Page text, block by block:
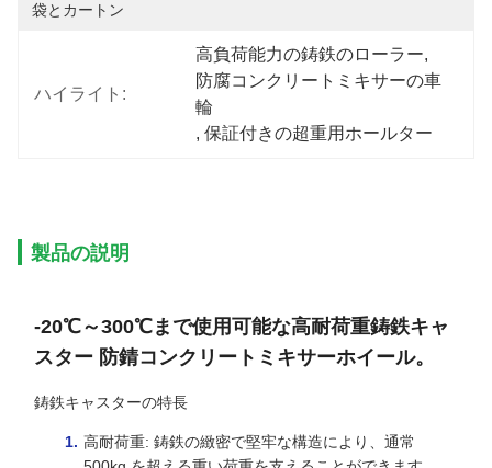
袋とカートン
ハイライト:
高負荷能力の鋳鉄のローラー,
防腐コンクリートミキサーの車
輪
, 保証付きの超重用ホールター
製品の説明
-20℃～300℃まで使用可能な高耐荷重鋳鉄キャ
スター 防錆コンクリートミキサーホイール。
鋳鉄キャスターの特長
高耐荷重: 鋳鉄の緻密で堅牢な構造により、通常